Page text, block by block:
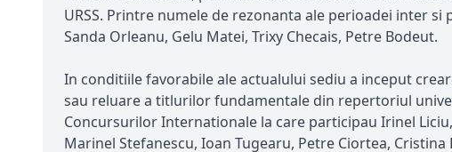
URSS. Printre numele de rezonanta ale perioadei inter si
Sanda Orleanu, Gelu Matei, Trixy Checais, Petre Bodeut.
In conditiile favorabile ale actualului sediu a inceput
sau reluare a titlurilor fundamentale din repertoriul
Concursurilor Internationale la care participau Irinel
Marinel Stefanescu, Ioan Tugearu, Petre Ciortea,